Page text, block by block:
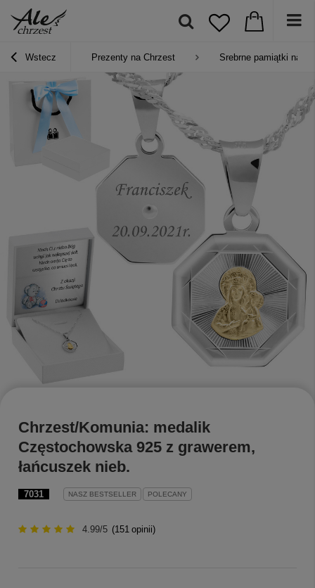
Wstecz Prezenty na Chrzest Srebrne pamiątki na
7031 NASZ BESTSELLER POLECANY
Chrzest/Komunia: medalik
Częstochowska 925 z grawerem,
łańcuszek nieb.
4.99/5 (151 opinii)